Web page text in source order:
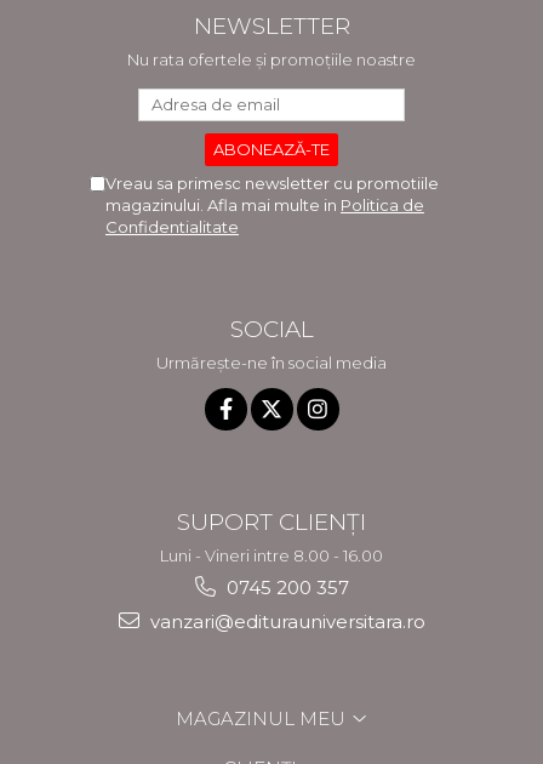
NEWSLETTER
Nu rata ofertele și promoțiile noastre
Vreau sa primesc newsletter cu promotiile
magazinului. Afla mai multe in Politica de
Confidentialitate
SOCIAL
Urmărește-ne în social media
SUPORT CLIENȚI
Luni - Vineri intre 8.00 - 16.00
0745 200 357
vanzari@editurauniversitara.ro
MAGAZINUL MEU